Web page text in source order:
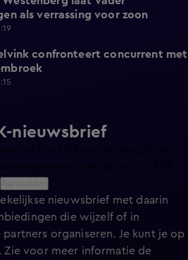
als verrassing voor zoon
confronteert concurrent met
nieuwsbrief
nieuwsbrief met daarin
die wijzelf of in
organiseren. Je kunt je op
Zie voor meer informatie de